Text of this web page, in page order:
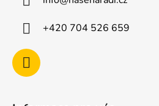
+420 704 526 659